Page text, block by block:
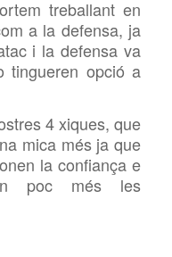
treballant en
a la defensa, ja
i la defensa va
tingueren opció a
4 xiques, que
mica més ja que
la confiança e
poc més les